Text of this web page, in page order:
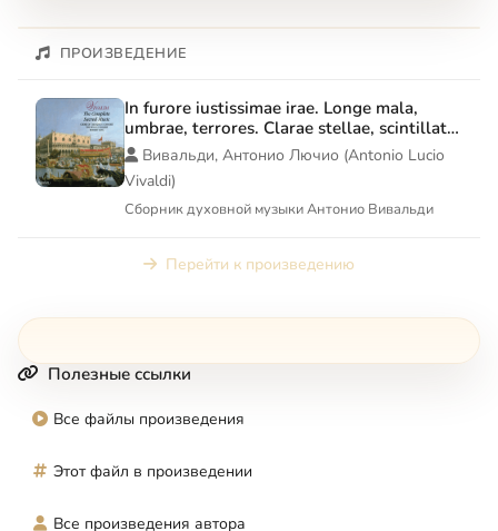
ПРОИЗВЕДЕНИЕ
In furore iustissimae irae. Longe mala,
umbrae, terrores. Clarae stellae, scintillate.
Canta in prato, ride in mont. Filiae maestae
Jerusalem. Nulla in mundo pax sincera
Вивальди, Антонио Лючио (Antonio Lucio
Vivaldi)
Сборник духовной музыки Антонио Вивальди
Перейти к произведению
Полезные ссылки
Все файлы произведения
Этот файл в произведении
Все произведения автора